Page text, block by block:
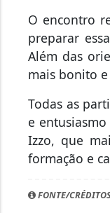
O encontro
preparar
Além das
mais bonito
Todas as
e
Izzo, que
formação e
FONTE/